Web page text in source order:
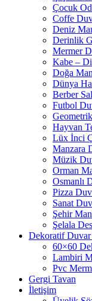
Çocuk
Coffe
Deniz
Derinlik
Mermer
Kabe –
Doğa
Dünya
Berber
Futbol
Hayvan
Lüx İnci
Manzara
Müzik
Orman
Osmanlı
Pizza
Sanat
Şehir
Şelala
Dekoratif
60×60
Lambiri
Pvc
Gergi Tavan
İletişim